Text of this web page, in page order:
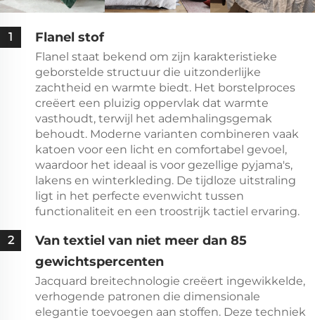
1 Flanel stof
Flanel staat bekend om zijn karakteristieke
geborstelde structuur die uitzonderlijke
zachtheid en warmte biedt. Het borstelproces
creëert een pluizig oppervlak dat warmte
vasthoudt, terwijl het ademhalingsgemak
behoudt. Moderne varianten combineren vaak
katoen voor een licht en comfortabel gevoel,
waardoor het ideaal is voor gezellige pyjama's,
lakens en winterkleding. De tijdloze uitstraling
ligt in het perfecte evenwicht tussen
functionaliteit en een troostrijk tactiel ervaring.
2
Van textiel van niet meer dan 85
gewichtspercenten
Jacquard breitechnologie creëert ingewikkelde,
verhogende patronen die dimensionale
elegantie toevoegen aan stoffen. Deze techniek